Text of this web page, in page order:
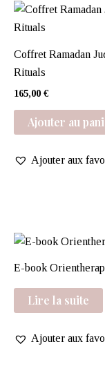
Coffret Ramadan
Rituals
165,00 €
Ajouter au
Ajouter aux
E-book
Lire la suite
Ajouter aux